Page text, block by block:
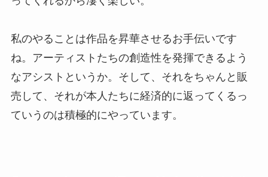
私のやることは作品を昇華させるお手伝いです
ね。アーティストたちの創造性を発揮できるよう
なアシストというか。そして、それをちゃんと販
売して、それが本人たちに経済的に返ってくるっ
ていうのは積極的にやっています。